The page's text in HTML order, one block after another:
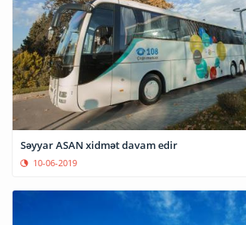
Səyyar ASAN xidmət davam edir
10-06-2019